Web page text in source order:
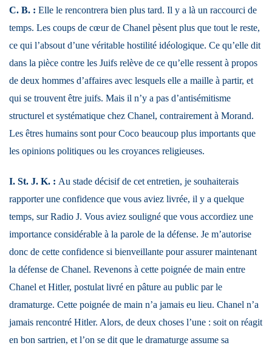
C. B. : Elle le rencontrera bien plus tard. Il y a là un raccourci de
temps. Les coups de cœur de Chanel pèsent plus que tout le reste,
ce qui l’absout d’une véritable hostilité idéologique. Ce qu’elle dit
dans la pièce contre les Juifs relève de ce qu’elle ressent à propos
de deux hommes d’affaires avec lesquels elle a maille à partir, et
qui se trouvent être juifs. Mais il n’y a pas d’antisémitisme
structurel et systématique chez Chanel, contrairement à Morand.
Les êtres humains sont pour Coco beaucoup plus importants que
les opinions politiques ou les croyances religieuses.
I. St. J. K. : Au stade décisif de cet entretien, je souhaiterais
rapporter une confidence que vous aviez livrée, il y a quelque
temps, sur Radio J. Vous aviez souligné que vous accordiez une
importance considérable à la parole de la défense. Je m’autorise
donc de cette confidence si bienveillante pour assurer maintenant
la défense de Chanel. Revenons à cette poignée de main entre
Chanel et Hitler, postulat livré en pâture au public par le
dramaturge. Cette poignée de main n’a jamais eu lieu. Chanel n’a
jamais rencontré Hitler. Alors, de deux choses l’une : soit on réagit
en bon sartrien, et l’on se dit que le dramaturge assume sa